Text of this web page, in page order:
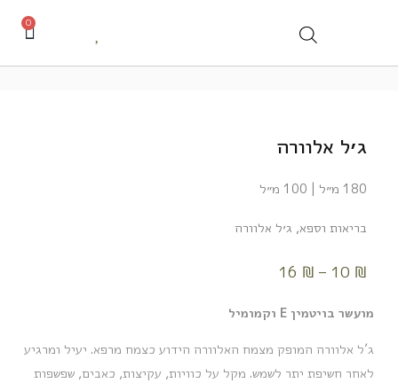
0
ג׳ל אלוורה
180 מ״ל | 100 מ״ל
בריאות וספא, ג׳ל אלוורה
10 ₪
–
16 ₪
מועשר בויטמין E וקמומיל
ג’ל אלוורה המופק מצמח האלוורה הידוע כצמח מרפא. יעיל ומרגיע
לאחר חשיפת יתר לשמש. מקל על כוויות, עקיצות, כאבים, שפשפות